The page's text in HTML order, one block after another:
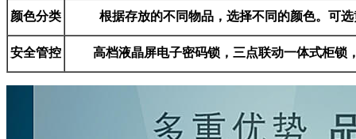
颜色分类 根据存放的不同物品，选择不同的颜色。可
安全管控 高档液晶屏电子密码锁，三点联动一体式柜锁